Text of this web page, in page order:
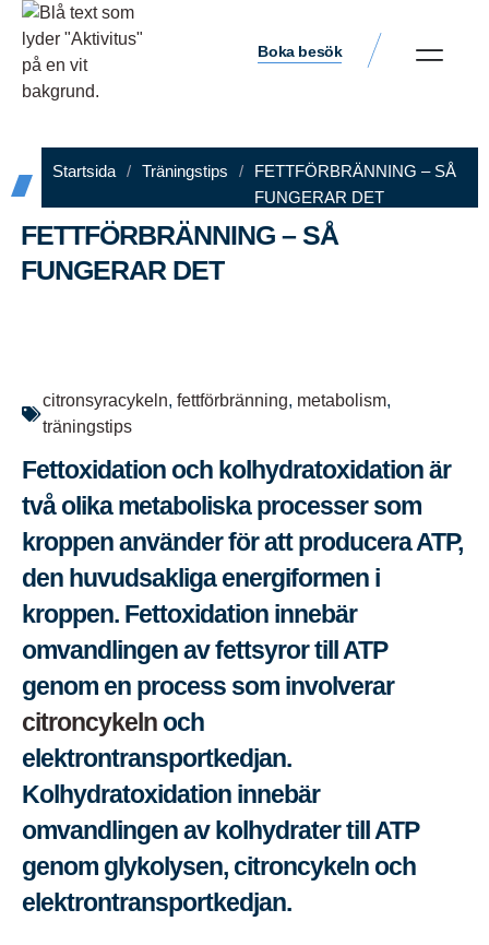
Boka besök
Startsida / Träningstips /
FETTFÖRBRÄNNING – SÅ
FUNGERAR DET
FETTFÖRBRÄNNING – SÅ
FUNGERAR DET
citronsyracykeln, fettförbränning, metabolism,
träningstips
Fettoxidation och kolhydratoxidation är
två olika metaboliska processer som
kroppen använder för att producera ATP,
den huvudsakliga energiformen i
kroppen. Fettoxidation innebär
omvandlingen av fettsyror till ATP
genom en process som involverar
citroncykeln och
elektrontransportkedjan.
Kolhydratoxidation innebär
omvandlingen av kolhydrater till ATP
genom glykolysen, citroncykeln och
elektrontransportkedjan.